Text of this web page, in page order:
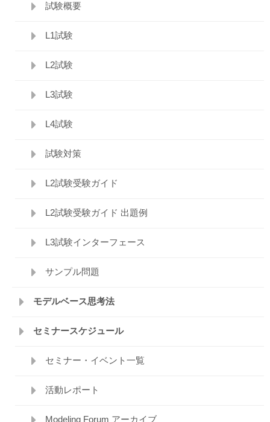
試験概要
L1試験
L2試験
L3試験
L4試験
試験対策
L2試験受験ガイド
L2試験受験ガイド 出題例
L3試験インターフェース
サンプル問題
モデルベース思考法
セミナースケジュール
セミナー・イベント一覧
活動レポート
Modeling Forum アーカイブ